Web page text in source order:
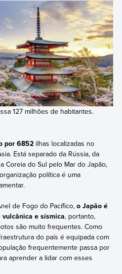
127 milhões de habitantes.
por 6852ilhas localizadas no
Está separado da Rússia, da
Coreia do Sul pelo Mar do Japão,
política é uma
de Fogo do Pacífico, o Japão é
e sísmica, portanto,
são muito frequentes. Como
do país é equipada com
frequentemente passa por
aprender a lidar com esses